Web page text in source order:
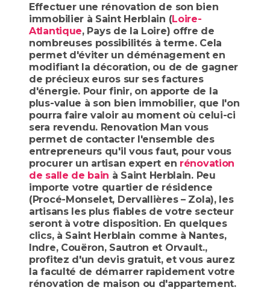
Effectuer une rénovation de son bien
immobilier à Saint Herblain (Loire-
Atlantique, Pays de la Loire) offre de
nombreuses possibilités à terme. Cela
permet d'éviter un déménagement en
modifiant la décoration, ou de de gagner
de précieux euros sur ses factures
d'énergie. Pour finir, on apporte de la
plus-value à son bien immobilier, que l'on
pourra faire valoir au moment où celui-ci
sera revendu. Renovation Man vous
permet de contacter l'ensemble des
entrepreneurs qu'il vous faut, pour vous
procurer un artisan expert en rénovation
de salle de bain à Saint Herblain. Peu
importe votre quartier de résidence
(Procé-Monselet, Dervallières – Zola), les
artisans les plus fiables de votre secteur
seront à votre disposition. En quelques
clics, à Saint Herblain comme à Nantes,
Indre, Couëron, Sautron et Orvault.,
profitez d'un devis gratuit, et vous aurez
la faculté de démarrer rapidement votre
rénovation de maison ou d'appartement.